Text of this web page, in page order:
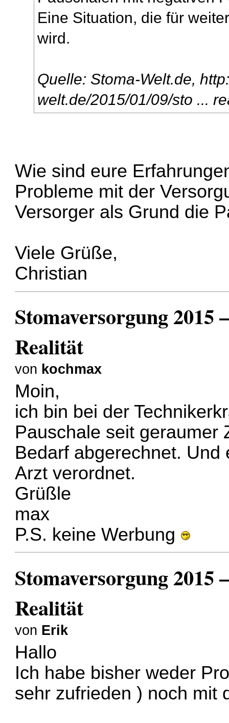
Eine Situation, die für
wird.
Quelle: Stoma-Welt.de,
welt.de/2015/01/09/sto ...
Wie sind eure
Probleme mit der
Versorger als Grund die
Viele Grüße,
Christian
Stomaversorgung 2015
Realität
von kochmax
Moin,
ich bin bei der
Pauschale seit geraumer
Bedarf abgerechnet.
Arzt verordnet.
Grüßle
max
P.S. keine Werbung
Stomaversorgung 2015
Realität
von Erik
Hallo
Ich habe bisher weder
sehr zufrieden ) noch mit